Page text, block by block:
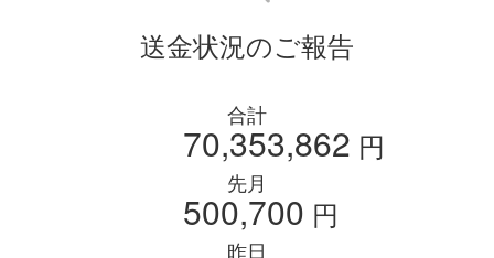
送金状況のご報告
合計
70,353,862 円
先月
500,700 円
昨日